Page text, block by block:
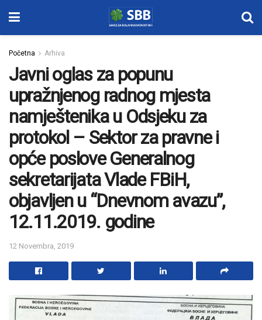
Početna Arhiva
Javni oglas za popunu
upražnjenog radnog mjesta
namještenika u Odsjeku za
protokol – Sektor za pravne i
opće poslove Generalnog
sekretarijata Vlade FBiH,
objavljen u “Dnevnom avazu”,
12.11.2019. godine
12 Novembra, 2019